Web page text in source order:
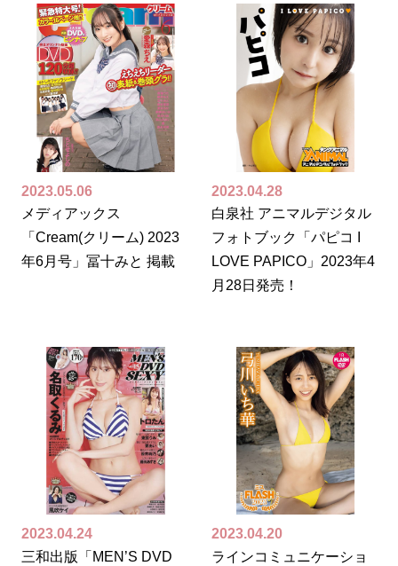
2023.05.06
メディアックス
「Cream(クリーム) 2023
年6月号」冨十みと 掲載
2023.04.28
白泉社 アニマルデジタル
フォトブック「パピコ I
LOVE PAPICO」2023年4
月28日発売！
2023.04.24
三和出版「MEN’S DVD
2023.04.20
ラインコミュニケーショ